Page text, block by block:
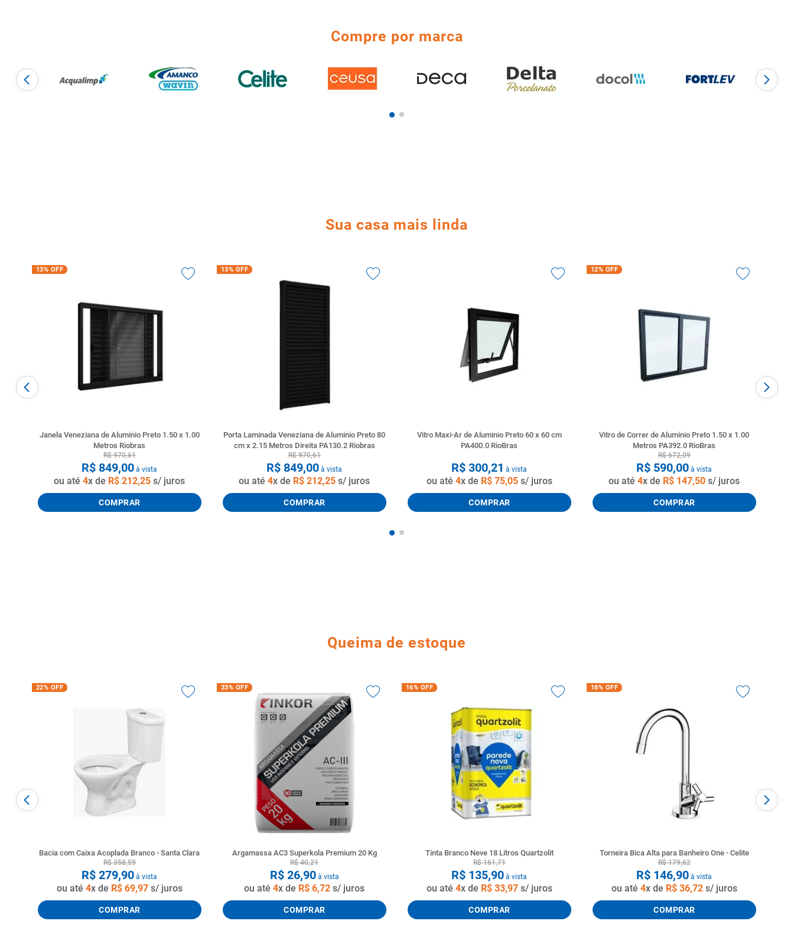
Compre por marca
Sua casa mais linda
13% OFF
Janela Veneziana de Aluminio Preto 1.50 x 1.00
Metros Riobras
R$ 970,61
R$ 849,00 à vista
ou até4x de R$ 212,25 s/ juros
COMPRAR
13% OFF
Porta Laminada Veneziana de Aluminio Preto 80
cm x 2.15 Metros Direita PA130.2 Riobras
R$ 970,61
R$ 849,00 à vista
ou até4x de R$ 212,25 s/ juros
COMPRAR
Vitro Maxi-Ar de Aluminio Preto 60 x 60 cm
PA400.0 RioBras
R$ 300,21 à vista
ou até 4x de R$ 75,05s/ juros
COMPRAR
12% OFF
Vitro de Correr de Aluminio Preto 1.50 x 1.00
Metros PA392.0 RioBras
R$ 672,09
R$ 590,00 à vista
ou até4x de R$ 147,50 s/ juros
COMPRAR
Queima de estoque
22% OFF
Bacia com Caixa Acoplada Branco - Santa Clara
R$ 358,59
R$ 279,90 à vista
ou até 4x de R$ 69,97s/ juros
COMPRAR
33% OFF
Argamassa AC3 Superkola Premium 20 Kg
R$ 40,21
R$ 26,90à vista
ou até4x de R$ 6,72 s/ juros
COMPRAR
16% OFF
Tinta Branco Neve 18 Litros Quartzolit
R$ 161,71
R$ 135,90 à vista
ou até 4x de R$ 33,97s/ juros
COMPRAR
18% OFF
Torneira Bica Alta para Banheiro One - Celite
R$ 179,62
R$ 146,90 à vista
ou até 4x de R$ 36,72s/ juros
COMPRAR